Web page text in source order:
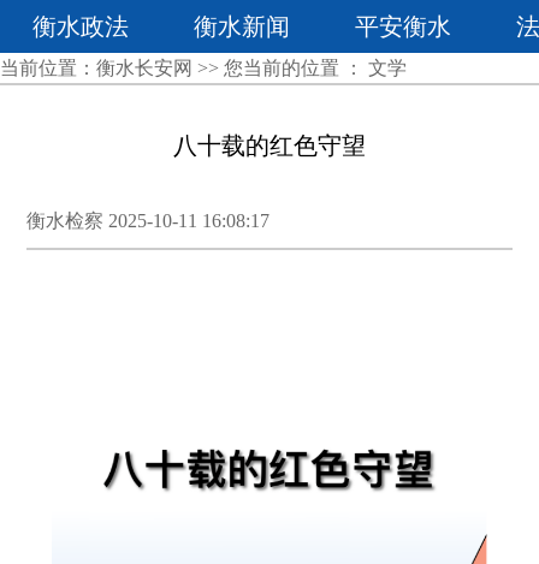
衡水政法 衡水新闻 平安衡水
当前位置： 衡水长安网 >> 您当前的位置 ： 文学
八十载的红色守望
衡水检察 2025-10-11 16:08:17